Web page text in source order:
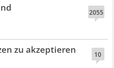
2055
10
zu akzeptieren